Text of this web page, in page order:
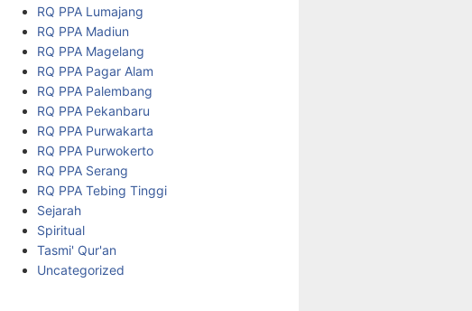
RQ PPA Lumajang
RQ PPA Madiun
RQ PPA Magelang
RQ PPA Pagar Alam
RQ PPA Palembang
RQ PPA Pekanbaru
RQ PPA Purwakarta
RQ PPA Purwokerto
RQ PPA Serang
RQ PPA Tebing Tinggi
Sejarah
Spiritual
Tasmi' Qur'an
Uncategorized